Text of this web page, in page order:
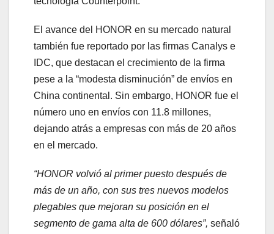
El avance del HONOR en su mercado natural
también fue reportado por las firmas Canalys e
IDC, que destacan el crecimiento de la firma
pese a la “modesta disminución” de envíos en
China continental. Sin embargo, HONOR fue el
número uno en envíos con 11.8 millones,
dejando atrás a empresas con más de 20 años
en el mercado.
“HONOR volvió al primer puesto después de
más de un año, con sus tres nuevos modelos
plegables que mejoran su posición en el
segmento de gama alta de 600 dólares”, señaló